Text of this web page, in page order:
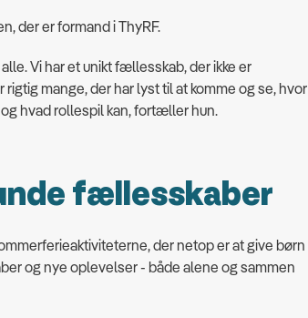
der er formand i ThyRF.
Vi har et unikt fællesskab, der ikke er
mange, der har lyst til at komme og se, hvor
hvad rollespil kan, fortæller hun.
fællesskaber
der netop er at give børn
og nye oplevelser - både alene og sammen